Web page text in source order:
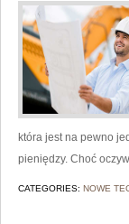
która jest na pewno
pieniędzy. Choć
CATEGORIES: NOWE